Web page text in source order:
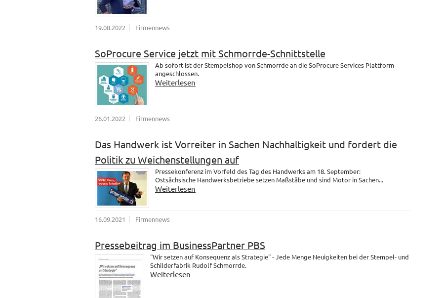
19.08.2022 Firmennews
SoProcure Service jetzt mit Schmorrde-Schnittstelle
Ab sofort ist der Stempelshop von Schmorrde an die SoProcure Services Plattform
angeschlossen.
Weiterlesen
26.01.2022 Firmennews
Das Handwerk ist Vorreiter in Sachen Nachhaltigkeit und fordert die
Politik zu Weichenstellungen auf
Pressekonferenz im Vorfeld des Tag des Handwerks am 18. September:
Ostsächsische Handwerksbetriebe setzen Maßstäbe und sind Motor in Sachen...
Weiterlesen
16.09.2021 Firmennews
Pressebeitrag im BusinessPartner PBS
"Wir setzen auf Konsequenz als Strategie" - Jede Menge Neuigkeiten bei der Stempel- und
Schilderfabrik Rudolf Schmorrde.
Weiterlesen